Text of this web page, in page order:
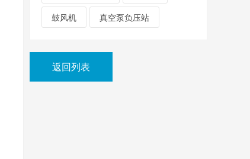
鼓风机 真空泵负压站
返回列表